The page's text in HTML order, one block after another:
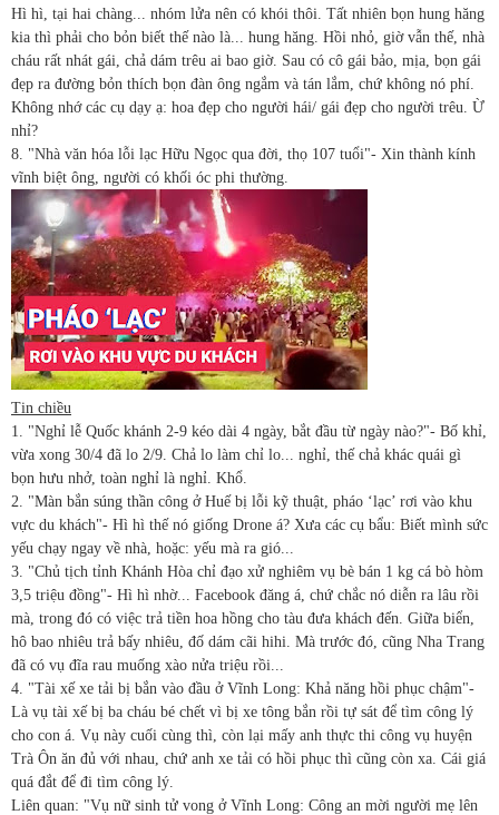
Hì hì, tại hai chàng... nhóm lửa nên có khói thôi. Tất nhiên bọn hung hăng
kia thì phải cho bỏn biết thế nào là... hung hăng. Hồi nhỏ, giờ vẫn thế, nhà
cháu rất nhát gái, chả dám trêu ai bao giờ. Sau có cô gái bảo, mịa, bọn gái
đẹp ra đường bỏn thích bọn đàn ông ngắm và tán lắm, chứ không nó phí.
Không nhớ các cụ dạy ạ: hoa đẹp cho người hái/ gái đẹp cho người trêu. Ừ
nhỉ?
8. "Nhà văn hóa lỗi lạc Hữu Ngọc qua đời, thọ 107 tuổi"- Xin thành kính
vĩnh biệt ông, người có khối óc phi thường.
Tin chiều
1. "Nghỉ lễ Quốc khánh 2-9 kéo dài 4 ngày, bắt đầu từ ngày nào?"- Bố khỉ,
vừa xong 30/4 đã lo 2/9. Chả lo làm chỉ lo... nghỉ, thế chả khác quái gì
bọn hưu nhở, toàn nghỉ là nghỉ. Khổ.
2. "Màn bắn súng thần công ở Huế bị lỗi kỹ thuật, pháo ‘lạc’ rơi vào khu
vực du khách"- Hì hì thế nó giống Drone á? Xưa các cụ bẩu: Biết mình sức
yếu chạy ngay về nhà, hoặc: yếu mà ra gió...
3. "Chủ tịch tỉnh Khánh Hòa chỉ đạo xử nghiêm vụ bè bán 1 kg cá bò hòm
3,5 triệu đồng"- Hì hì nhờ... Facebook đăng á, chứ chắc nó diễn ra lâu rồi
mà, trong đó có việc trả tiền hoa hồng cho tàu đưa khách đến. Giữa biển,
hô bao nhiêu trả bấy nhiêu, đố dám cãi hihi. Mà trước đó, cũng Nha Trang
đã có vụ đĩa rau muống xào nửa triệu rồi...
4. "Tài xế xe tải bị bắn vào đầu ở Vĩnh Long: Khả năng hồi phục chậm"-
Là vụ tài xế bị ba cháu bé chết vì bị xe tông bắn rồi tự sát để tìm công lý
cho con á. Vụ này cuối cùng thì, còn lại mấy anh thực thi công vụ huyện
Trà Ôn ăn đủ với nhau, chứ anh xe tải có hồi phục thì cũng còn xa. Cái giá
quá đắt để đi tìm công lý.
Liên quan: "Vụ nữ sinh tử vong ở Vĩnh Long: Công an mời người mẹ lên